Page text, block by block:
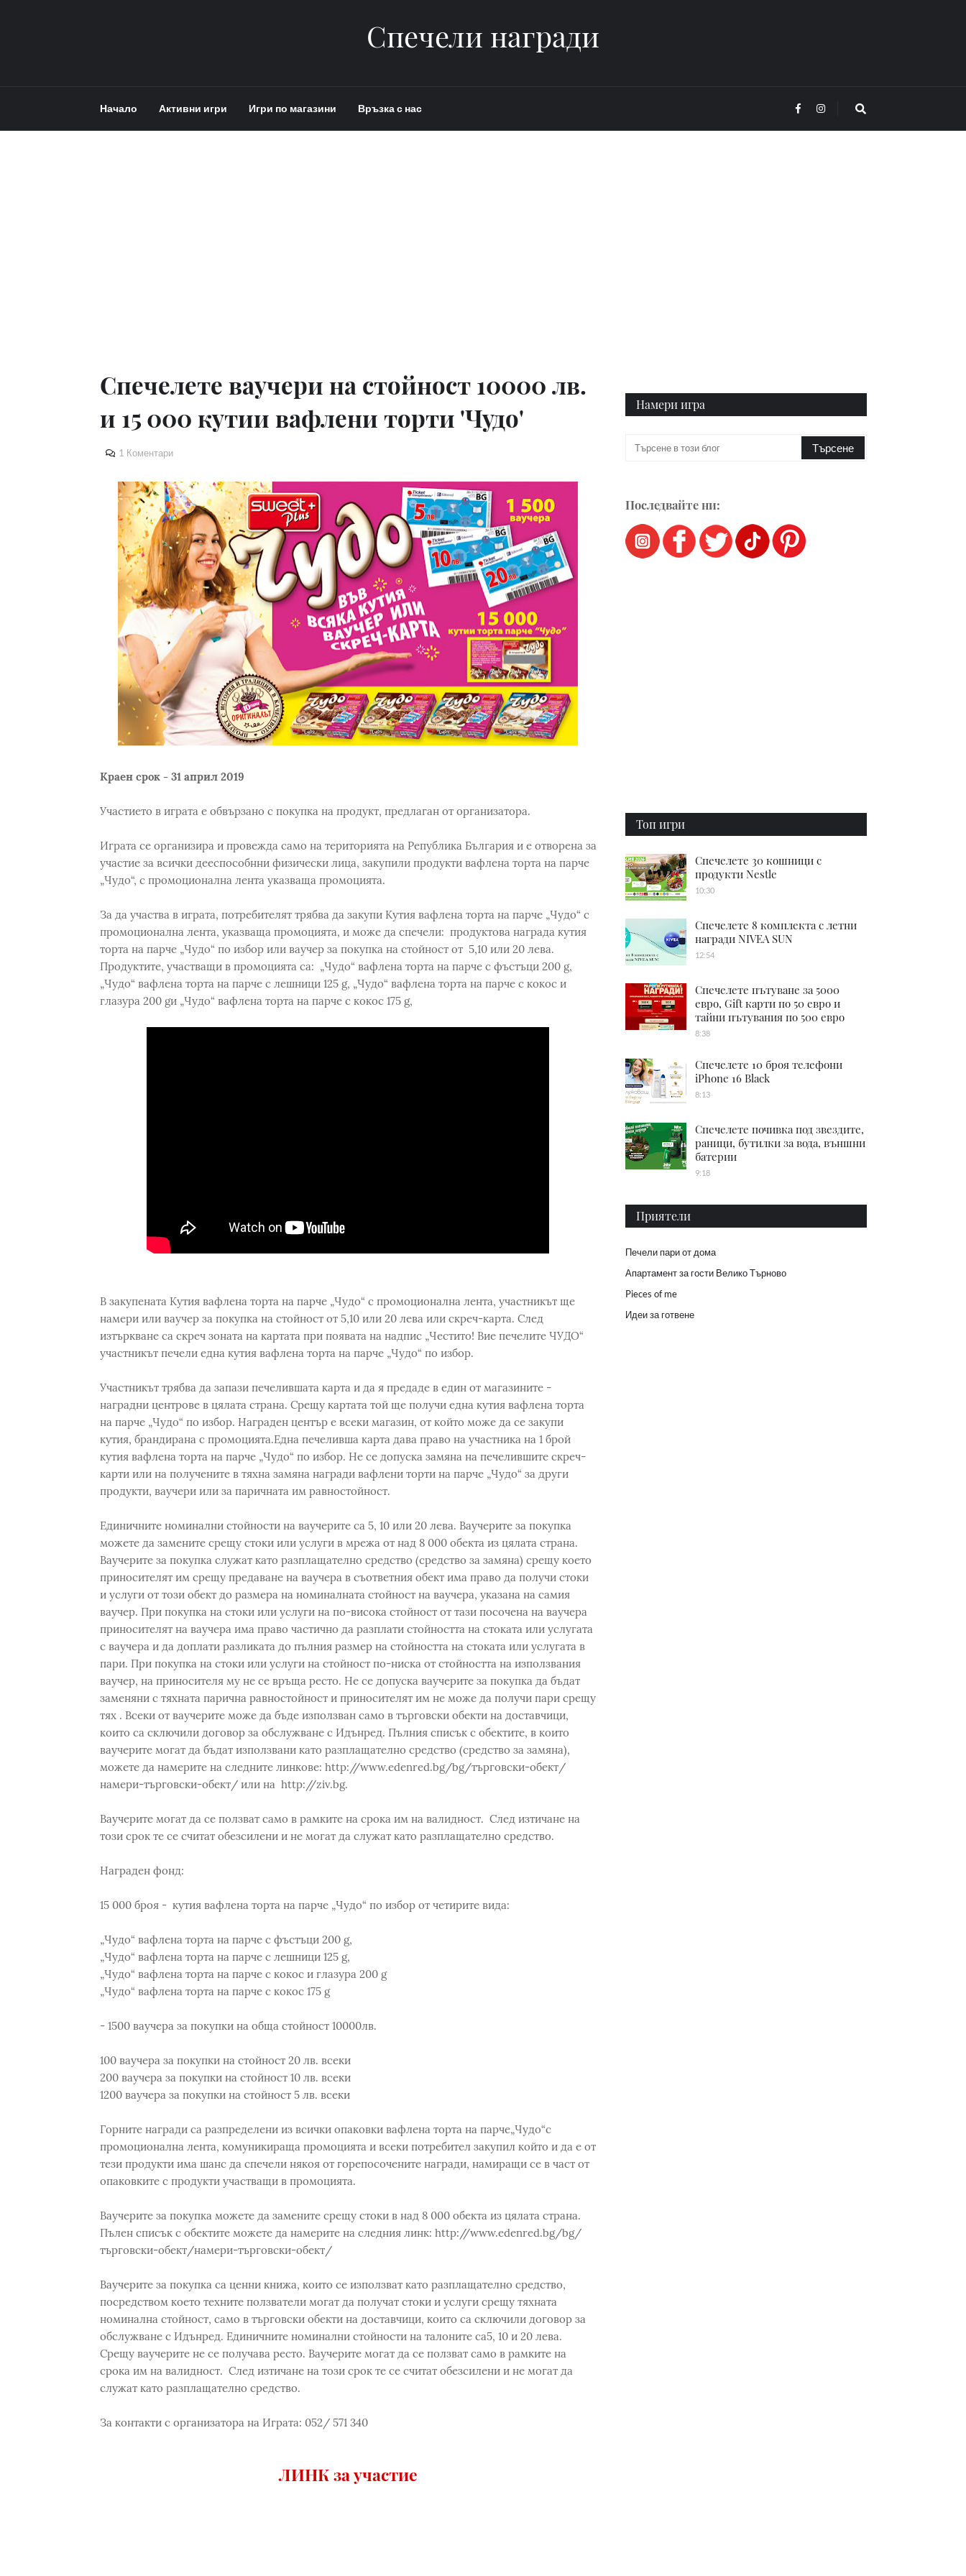
Спечели награди
Начало Активни игри Игри по магазини Връзка с нас
Спечелете ваучери на стойност 10000 лв.
и 15 000 кутии вафлени торти 'Чудо'
1 Коментари
Краен срок - 31 април 2019
Участието в играта е обвързано с покупка на продукт, предлаган от организатора.
Играта се организира и провежда само на територията на Република България и е отворена за
участие за всички дееспособнни физически лица, закупили продукти вафлена торта на парче
„Чудо“, с промоционална лента указваща промоцията.
За да участва в играта, потребителят трябва да закупи Кутия вафлена торта на парче „Чудо“ с
промоционална лента, указваща промоцията, и може да спечели: продуктова награда кутия
торта на парче „Чудо“ по избор или ваучер за покупка на стойност от 5,10 или 20 лева.
Продуктите, участващи в промоцията са: „Чудо“ вафлена торта на парче с фъстъци 200 g,
„Чудо“ вафлена торта на парче с лешници 125 g, „Чудо“ вафлена торта на парче с кокос и
глазура 200 gи „Чудо“ вафлена торта на парче с кокос 175 g,
В закупената Кутия вафлена торта на парче „Чудо“ с промоционална лента, участникът ще
намери или ваучер за покупка на стойност от 5,10 или 20 лева или скреч-карта. След
изтъркване са скреч зоната на картата при появата на надпис „Честито! Вие печелите ЧУДО“
участникът печели една кутия вафлена торта на парче „Чудо“ по избор.
Участникът трябва да запази печелившата карта и да я предаде в един от магазините -
наградни центрове в цялата страна. Срещу картата той ще получи една кутия вафлена торта
на парче „Чудо“ по избор. Награден център е всеки магазин, от който може да се закупи
кутия, брандирана с промоцията.Една печеливша карта дава право на участника на 1 брой
кутия вафлена торта на парче „Чудо“ по избор. Не се допуска замяна на печелившите скреч-
карти или на получените в тяхна замяна награди вафлени торти на парче „Чудо“ за други
продукти, ваучери или за паричната им равностойност.
Единичните номинални стойности на ваучерите са 5, 10 или 20 лева. Ваучерите за покупка
можете да замените срещу стоки или услуги в мрежа от над 8 000 обекта из цялата страна.
Ваучерите за покупка служат като разплащателно средство (средство за замяна) срещу което
приносителят им срещу предаване на ваучера в съответния обект има право да получи стоки
и услуги от този обект до размера на номиналната стойност на ваучера, указана на самия
ваучер. При покупка на стоки или услуги на по-висока стойност от тази посочена на ваучера
приносителят на ваучера има право частично да разплати стойността на стоката или услугата
с ваучера и да доплати разликата до пълния размер на стойността на стоката или услугата в
пари. При покупка на стоки или услуги на стойност по-ниска от стойността на използвания
ваучер, на приносителя му не се връща ресто. Не се допуска ваучерите за покупка да бъдат
заменяни с тяхната парична равностойност и приносителят им не може да получи пари срещу
тях . Всеки от ваучерите може да бъде използван само в търговски обекти на доставчици,
които са сключили договор за обслужване с Идънред. Пълния списък с обектите, в които
ваучерите могат да бъдат използвани като разплащателно средство (средство за замяна),
можете да намерите на следните линкове: http://www.edenred.bg/bg/търговски-обект/
намери-търговски-обект/ или на http://ziv.bg.
Ваучерите могат да се ползват само в рамките на срока им на валидност. След изтичане на
този срок те се считат обезсилени и не могат да служат като разплащателно средство.
Награден фонд:
15 000 броя - кутия вафлена торта на парче „Чудо“ по избор от четирите вида:
„Чудо“ вафлена торта на парче с фъстъци 200 g,
„Чудо“ вафлена торта на парче с лешници 125 g,
„Чудо“ вафлена торта на парче с кокос и глазура 200 g
„Чудо“ вафлена торта на парче с кокос 175 g
- 1500 ваучера за покупки на обща стойност 10000лв.
100 ваучера за покупки на стойност 20 лв. всеки
200 ваучера за покупки на стойност 10 лв. всеки
1200 ваучера за покупки на стойност 5 лв. всеки
Горните награди са разпределени из всички опаковки вафлена торта на парче„Чудо“с
промоционална лента, комуникираща промоцията и всеки потребител закупил който и да е от
тези продукти има шанс да спечели някоя от горепосочените награди, намиращи се в част от
опаковките с продукти участващи в промоцията.
Ваучерите за покупка можете да замените срещу стоки в над 8 000 обекта из цялата страна.
Пълен списък с обектите можете да намерите на следния линк: http://www.edenred.bg/bg/
търговски-обект/намери-търговски-обект/
Ваучерите за покупка са ценни книжа, които се използват като разплащателно средство,
посредством което техните ползватели могат да получат стоки и услуги срещу тяхната
номинална стойност, само в търговски обекти на доставчици, които са сключили договор за
обслужване с Идънред. Единичните номинални стойности на талоните са5, 10 и 20 лева.
Срещу ваучерите не се получава ресто. Ваучерите могат да се ползват само в рамките на
срока им на валидност. След изтичане на този срок те се считат обезсилени и не могат да
служат като разплащателно средство.
За контакти с организатора на Играта: 052/ 571 340
ЛИНК за участие
Намери игра
Последвайте ни:
Топ игри
Спечелете 30 кошници с
продукти Nestle
10:30
Спечелете 8 комплекта с летни
награди NIVEA SUN
12:54
Спечелете пътуване за 5000
евро, Gift карти по 50 евро и
тайни пътувания по 500 евро
8:38
Спечелете 10 броя телефони
iPhone 16 Black
8:13
Спечелете почивка под звездите,
раници, бутилки за вода, външни
батерии
9:18
Приятели
Печели пари от дома
Апартамент за гости Велико Търново
Pieces of me
Идеи за готвене